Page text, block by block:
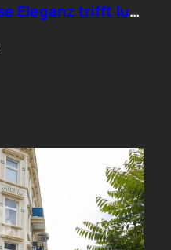
SECRET SALE | Zeitlose Eleganz trifft luxuriöses Familienwohnen im Hamburger Norden